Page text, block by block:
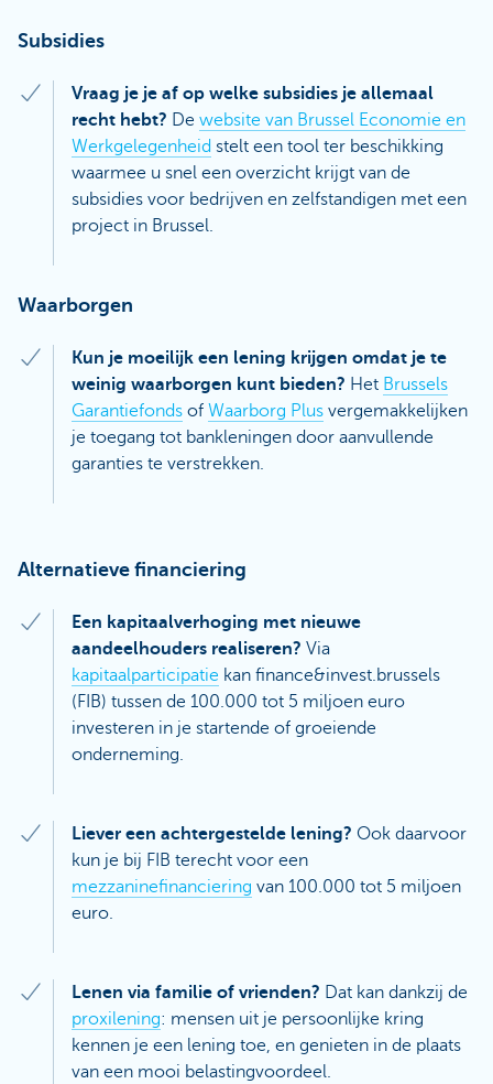
Subsidies
Vraag je je af op welke subsidies je allemaal
recht hebt? De website van Brussel Economie en
Werkgelegenheid stelt een tool ter beschikking
waarmee u snel een overzicht krijgt van de
subsidies voor bedrijven en zelfstandigen met een
project in Brussel.
Waarborgen
Kun je moeilijk een lening krijgen omdat je te
weinig waarborgen kunt bieden? Het Brussels
Garantiefonds of Waarborg Plus vergemakkelijken
je toegang tot bankleningen door aanvullende
garanties te verstrekken.
Alternatieve financiering
Een kapitaalverhoging met nieuwe
aandeelhouders realiseren? Via
kapitaalparticipatie kan finance&invest.brussels
(FIB) tussen de 100.000 tot 5 miljoen euro
investeren in je startende of groeiende
onderneming.
Liever een achtergestelde lening? Ook daarvoor
kun je bij FIB terecht voor een
mezzaninefinanciering van 100.000 tot 5 miljoen
euro.
Lenen via familie of vrienden? Dat kan dankzij de
proxilening: mensen uit je persoonlijke kring
kennen je een lening toe, en genieten in de plaats
van een mooi belastingvoordeel.